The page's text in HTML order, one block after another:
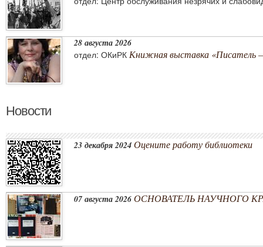
28 августа 2026
отдел: ОКиРК Книжная выставка «Писатель
Новости
23 декабря 2024 Оцените работу библиотеки
07 августа 2026 ОСНОВАТЕЛЬ НАУЧНОГО